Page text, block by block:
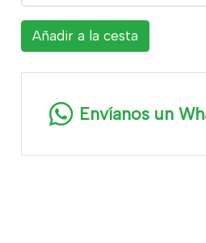
Añadir a la cesta
Envíanos un